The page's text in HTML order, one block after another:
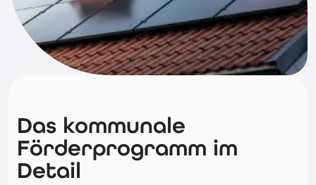
Das kommunale
Förderprogramm im
Detail